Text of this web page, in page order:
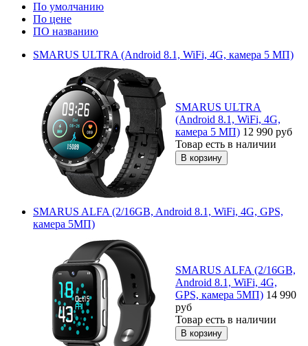
По умолчанию
По цене
ПО названию
SMARUS ULTRA (Android 8.1, WiFi, 4G, камера 5 МП)
SMARUS ULTRA
(Android 8.1, WiFi, 4G,
камера 5 МП) 12 990 руб
Товар есть в наличии
SMARUS ALFA (2/16GB, Android 8.1, WiFi, 4G, GPS,
камера 5МП)
SMARUS ALFA (2/16GB,
Android 8.1, WiFi, 4G,
GPS, камера 5МП) 14 990
руб
Товар есть в наличии